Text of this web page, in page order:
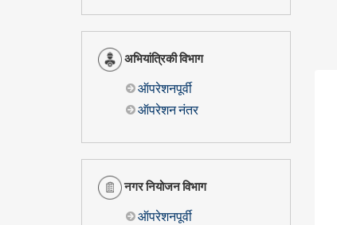
अभियांत्रिकी विभाग
ऑपरेशनपूर्वी
ऑपरेशन नंतर
नगर नियोजन विभाग
ऑपरेशनपूर्वी